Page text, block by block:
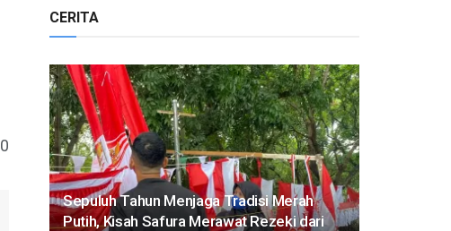
0
CERITA
Sepuluh Tahun Menjaga Tradisi Merah
Putih, Kisah Safura Merawat Rezeki dari